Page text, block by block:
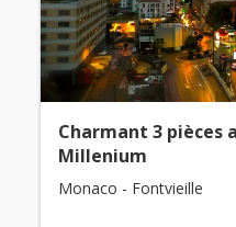
Charmant 3 pièces
Millenium
Monaco - Fontvieille